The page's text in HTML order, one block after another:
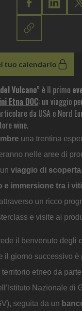
evento nel tuo calendario
Vulcano” è Il primo
Etna DOC: un viaggio
da USA e Nord
wine.
una trentina
nelle aree di
viaggio di
e immersione tra i
un ricco
e visite ai
il benvenuto degli
il giorno successivo è
etneo da
Nazionale di
seguita da un